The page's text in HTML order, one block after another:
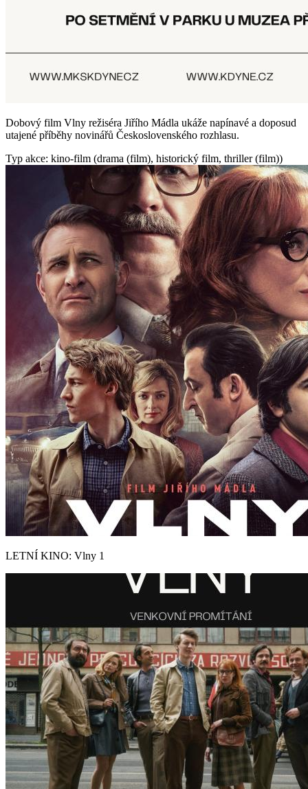
Dobový film Vlny režiséra Jiřího Mádla ukáže napínavé a doposud
utajené příběhy novinářů Československého rozhlasu.
Typ akce: kino-film (drama (film), historický film, thriller (film))
LETNÍ KINO: Vlny 1